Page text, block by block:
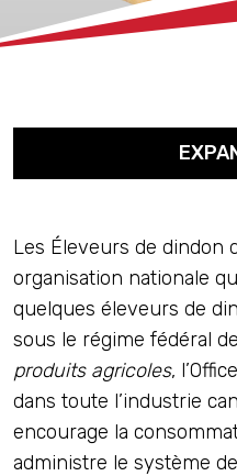
Les Éleveurs de dindon
organisation nationale
quelques éleveurs de
sous le régime fédéral
produits agricoles,
dans toute l’industrie
encourage la
administre le système de